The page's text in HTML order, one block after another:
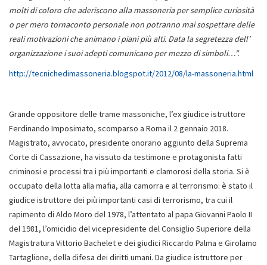
molti di coloro che aderiscono alla massoneria per semplice curiosità
o per mero tornaconto personale non potranno mai sospettare delle
reali motivazioni che animano i piani più alti. Data la segretezza dell’
organizzazione i suoi adepti comunicano per mezzo di simboli…”.
http://tecnichedimassoneria.blogspot.it/2012/08/la-massoneria.html
Grande oppositore delle trame massoniche, l’ex giudice istruttore
Ferdinando Imposimato, scomparso a Roma il 2 gennaio 2018.
Magistrato, avvocato, presidente onorario aggiunto della Suprema
Corte di Cassazione, ha vissuto da testimone e protagonista fatti
criminosi e processi tra i più importanti e clamorosi della storia. Si è
occupato della lotta alla mafia, alla camorra e al terrorismo: è stato il
giudice istruttore dei più importanti casi di terrorismo, tra cui il
rapimento di Aldo Moro del 1978, l’attentato al papa Giovanni Paolo II
del 1981, l’omicidio del vicepresidente del Consiglio Superiore della
Magistratura Vittorio Bachelet e dei giudici Riccardo Palma e Girolamo
Tartaglione, della difesa dei diritti umani. Da giudice istruttore per